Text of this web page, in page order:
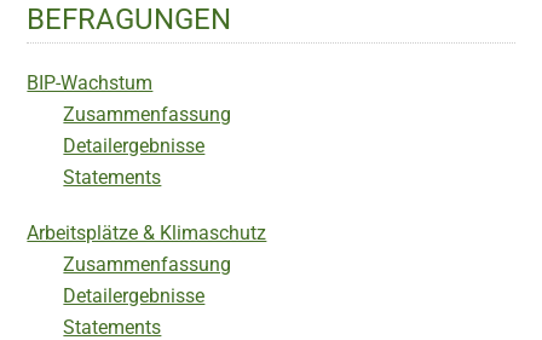
BEFRAGUNGEN
BIP-Wachstum
Zusammenfassung
Detailergebnisse
Statements
Arbeitsplätze & Klimaschutz
Zusammenfassung
Detailergebnisse
Statements